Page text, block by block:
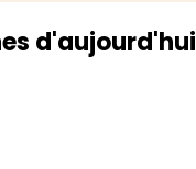
d'aujourd'hui